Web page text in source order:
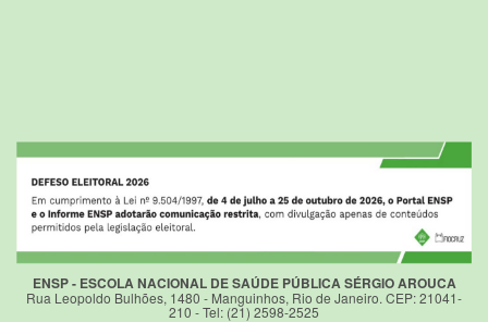
ENSP - ESCOLA NACIONAL DE SAÚDE PÚBLICA SÉRGIO AROUCA
Rua Leopoldo Bulhões, 1480 - Manguinhos, Rio de Janeiro. CEP: 21041-
210 - Tel: (21) 2598-2525